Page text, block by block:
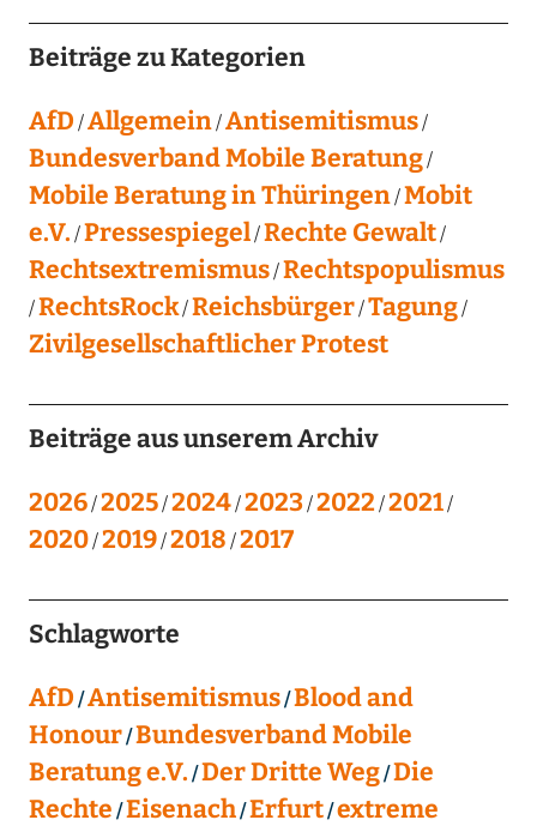
Beiträge zu Kategorien
AfD Allgemein Antisemitismus
Bundesverband Mobile Beratung
Mobile Beratung in Thüringen Mobit
e.V. Pressespiegel Rechte Gewalt
Rechtsextremismus Rechtspopulismus
RechtsRock Reichsbürger Tagung
Zivilgesellschaftlicher Protest
Beiträge aus unserem Archiv
2026 2025 2024 2023 2022 2021
2020 2019 2018 2017
Schlagworte
AfD Antisemitismus Blood and
Honour Bundesverband Mobile
Beratung e.V. Der Dritte Weg Die
Rechte Eisenach Erfurt extreme